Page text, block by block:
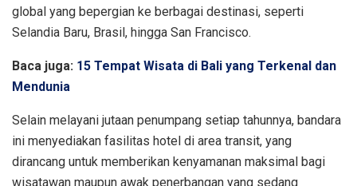
global yang bepergian ke berbagai destinasi, seperti
Selandia Baru, Brasil, hingga San Francisco.
Baca juga: 15 Tempat Wisata di Bali yang Terkenal dan
Mendunia
Selain melayani jutaan penumpang setiap tahunnya, bandara
ini menyediakan fasilitas hotel di area transit, yang
dirancang untuk memberikan kenyamanan maksimal bagi
wisatawan maupun awak penerbangan yang sedang